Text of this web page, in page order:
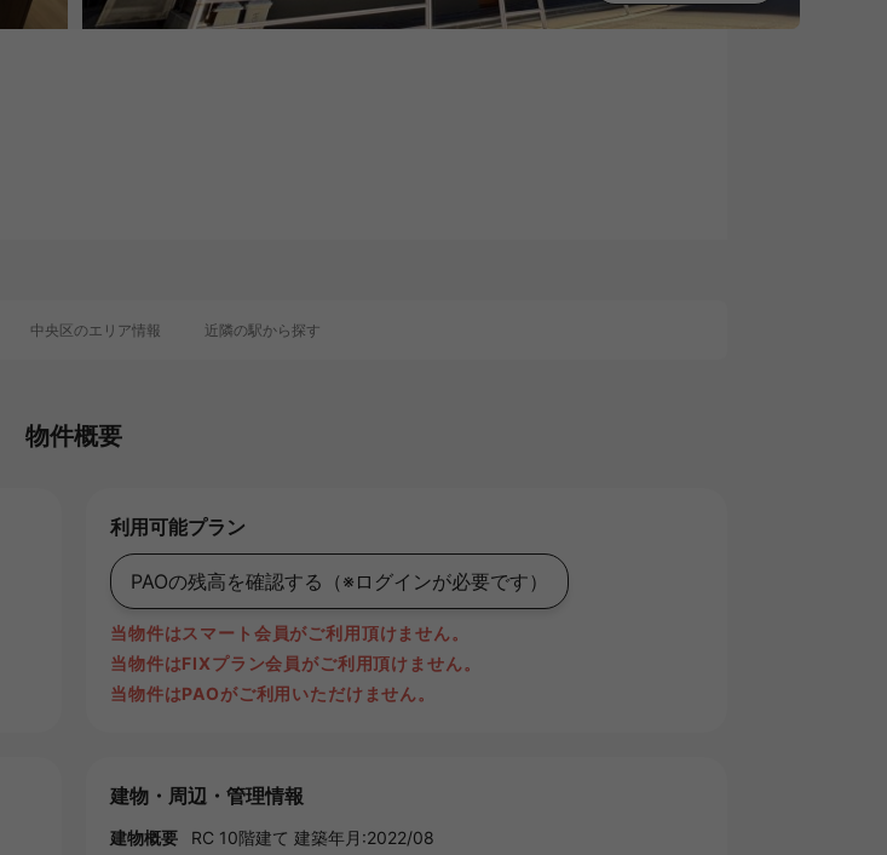
中央区のエリア情報 近隣の駅から探す
物件概要
利用可能プラン
PAOの残高を確認する （※ログインが必要です）
当物件はスマート会員がご利用頂けません。
当物件はFIXプラン会員がご利用頂けません。
当物件はPAOがご利用いただけません。
建物・周辺・管理情報
建物概要
RC 10階建て 建築年月:2022/08